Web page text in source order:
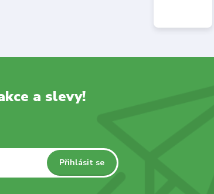
a slevy!
Přihlásit se